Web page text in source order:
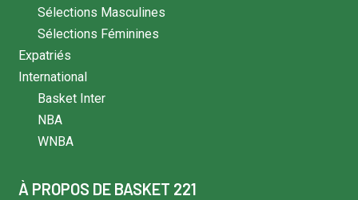
Sélections Masculines
Sélections Féminines
Expatriés
International
Basket Inter
NBA
WNBA
À PROPOS DE BASKET 221